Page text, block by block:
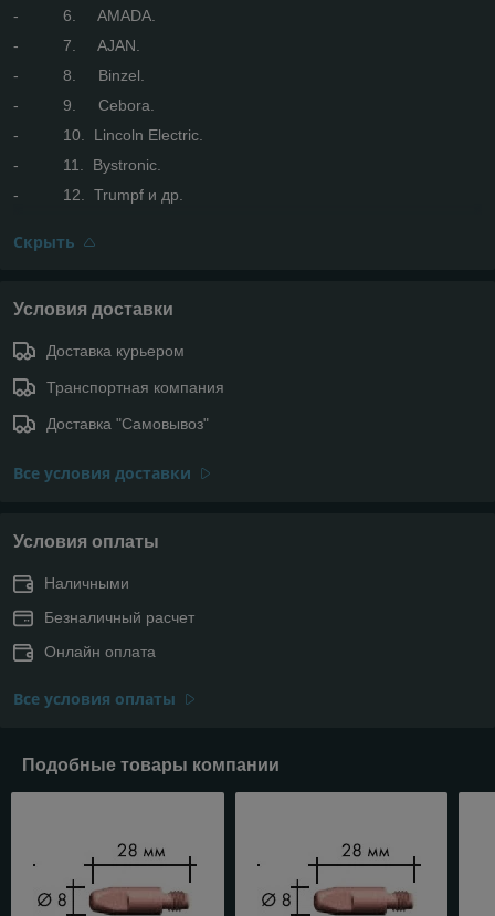
- 6. AMADA.
- 7. AJAN.
- 8. Binzel.
- 9. Cebora.
- 10. Lincoln Electric.
- 11. Bystronic.
- 12. Trumpf и др.
Скрыть
Условия доставки
Доставка курьером
Транспортная компания
Доставка "Самовывоз"
Все условия доставки
Условия оплаты
Наличными
Безналичный расчет
Онлайн оплата
Все условия оплаты
Подобные товары компании